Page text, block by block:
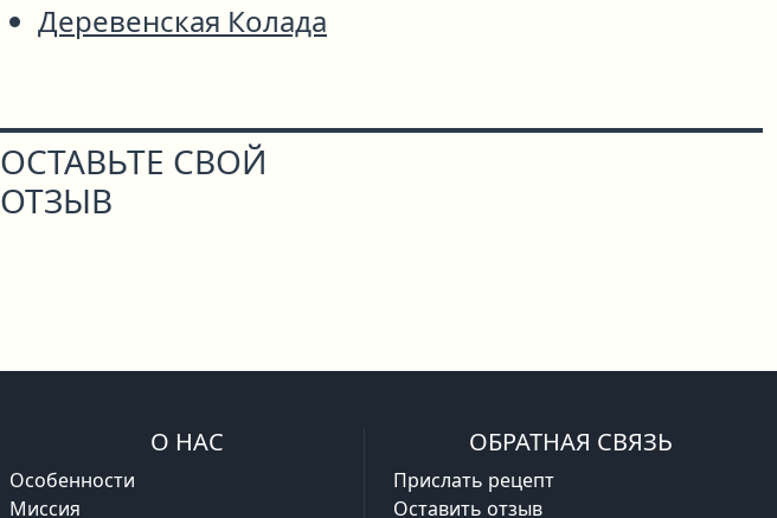
Деревенская Колада
ОСТАВЬТЕ СВОЙ
ОТЗЫВ
О НАС
Особенности
Миссия
ОБРАТНАЯ СВЯЗЬ
Прислать рецепт
Оставить отзыв